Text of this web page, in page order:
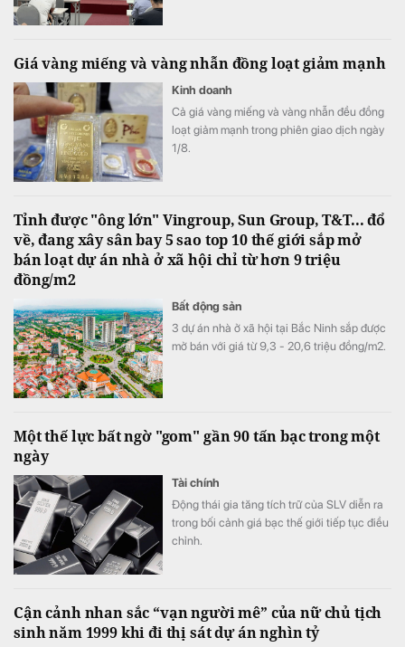
chuyển đổi số.
Giá vàng miếng và vàng nhẫn đồng loạt giảm mạnh
Kinh doanh
Cả giá vàng miếng và vàng nhẫn đều đồng
loạt giảm mạnh trong phiên giao dịch ngày
1/8.
Tỉnh được "ông lớn" Vingroup, Sun Group, T&T... đổ
về, đang xây sân bay 5 sao top 10 thế giới sắp mở
bán loạt dự án nhà ở xã hội chỉ từ hơn 9 triệu
đồng/m2
Bất động sản
3 dự án nhà ở xã hội tại Bắc Ninh sắp được
mở bán với giá từ 9,3 - 20,6 triệu đồng/m2.
Một thế lực bất ngờ "gom" gần 90 tấn bạc trong một
ngày
Tài chính
Động thái gia tăng tích trữ của SLV diễn ra
trong bối cảnh giá bạc thế giới tiếp tục điều
chỉnh.
Cận cảnh nhan sắc “vạn người mê” của nữ chủ tịch
sinh năm 1999 khi đi thị sát dự án nghìn tỷ